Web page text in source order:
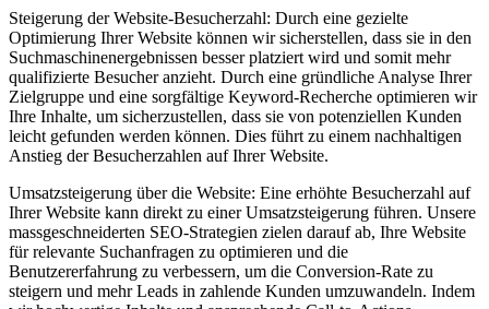
Steigerung der Website-Besucherzahl: Durch eine gezielte
Optimierung Ihrer Website können wir sicherstellen, dass sie in den
Suchmaschinenergebnissen besser platziert wird und somit mehr
qualifizierte Besucher anzieht. Durch eine gründliche Analyse Ihrer
Zielgruppe und eine sorgfältige Keyword-Recherche optimieren wir
Ihre Inhalte, um sicherzustellen, dass sie von potenziellen Kunden
leicht gefunden werden können. Dies führt zu einem nachhaltigen
Anstieg der Besucherzahlen auf Ihrer Website.
Umsatzsteigerung über die Website: Eine erhöhte Besucherzahl auf
Ihrer Website kann direkt zu einer Umsatzsteigerung führen. Unsere
massgeschneiderten SEO-Strategien zielen darauf ab, Ihre Website
für relevante Suchanfragen zu optimieren und die
Benutzererfahrung zu verbessern, um die Conversion-Rate zu
steigern und mehr Leads in zahlende Kunden umzuwandeln. Indem